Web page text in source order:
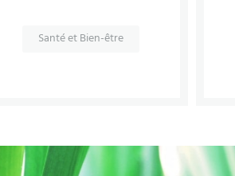
Santé et Bien-être